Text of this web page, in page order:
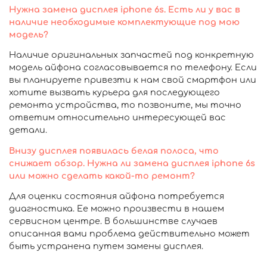
Нужна замена дисплея iphone 6s. Есть ли у вас в
наличие необходимые комплектующие под мою
модель?
Наличие оригинальных запчастей под конкретную
модель айфона согласовывается по телефону. Если
вы планируете привезти к нам свой смартфон или
хотите вызвать курьера для последующего
ремонта устройства, то позвоните, мы точно
ответим относительно интересующей вас
детали.
Внизу дисплея появилась белая полоса, что
снижает обзор. Нужна ли замена дисплея iphone 6s
или можно сделать какой-то ремонт?
Для оценки состояния айфона потребуется
диагностика. Ее можно произвести в нашем
сервисном центре. В большинстве случаев
описанная вами проблема действительно может
быть устранена путем замены дисплея.